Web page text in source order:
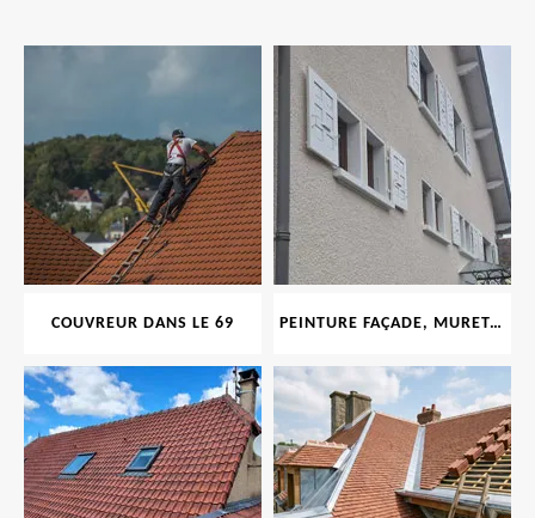
COUVREUR DANS LE 69 PEINTURE FAÇADE, MURET, TOITURE, BOISERIE, FERRONERIE, GOUTTIÈRE 69